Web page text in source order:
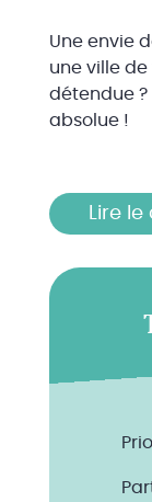
Une envie
une ville
détendue ?
absolue !
Lire